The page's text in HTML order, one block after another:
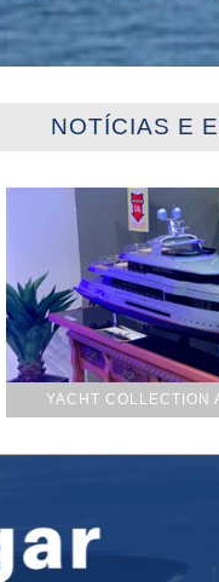
NOTÍCIAS E
YACHT COLLECTION